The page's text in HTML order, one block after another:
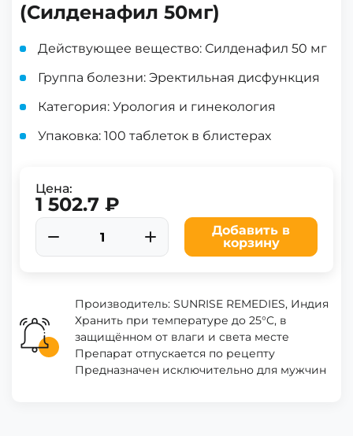
(Силденафил 50мг)
Действующее вещество: Силденафил 50 мг
Группа болезни: Эректильная дисфункция
Категория: Урология и гинекология
Упаковка: 100 таблеток в блистерах
Цена:
1 502.7 ₽
Добавить в
корзину
Производитель: SUNRISE REMEDIES, Индия
Хранить при температуре до 25°C, в
защищённом от влаги и света месте
Препарат отпускается по рецепту
Предназначен исключительно для мужчин